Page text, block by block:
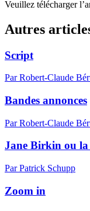
Veuillez télécharger
Autres
Script
Par Robert-Claude
Bandes annonces
Par Robert-Claude
Jane Birkin ou la
Par Patrick Schupp
Zoom in